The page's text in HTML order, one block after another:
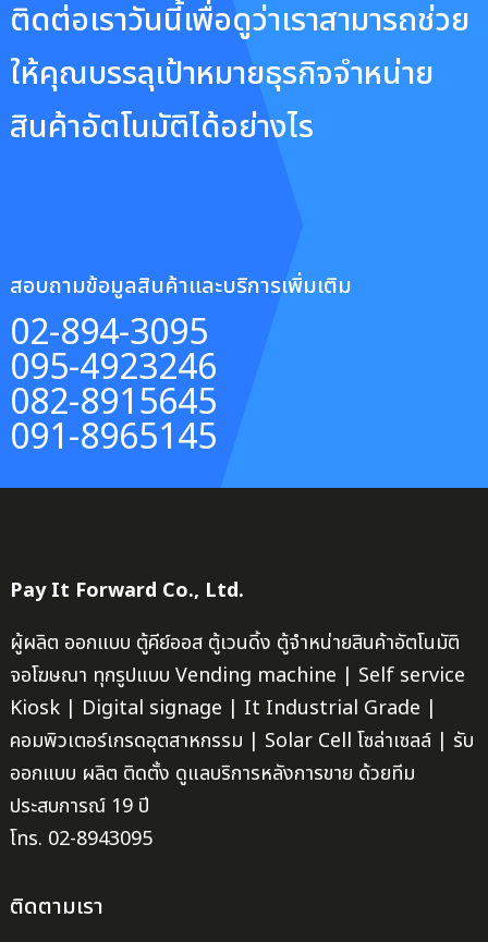
ติดต่อเราวันนี้เพื่อดูว่าเราสามารถช่วย
ให้คุณบรรลุเป้าหมายธุรกิจจำหน่าย
สินค้าอัตโนมัติได้อย่างไร
สอบถามข้อมูลสินค้าและบริการเพิ่มเติม
02-894-3095
095-4923246
082-8915645
091-8965145
Pay It Forward Co., Ltd.
ผู้ผลิต ออกแบบ ตู้คีย์ออส ตู้เวนดิ้ง ตู้จำหน่ายสินค้าอัตโนมัติ
จอโฆษณา ทุกรูปแบบ Vending machine | Self service
Kiosk | Digital signage | It Industrial Grade |
คอมพิวเตอร์เกรดอุตสาหกรรม | Solar Cell โซล่าเซลล์ | รับ
ออกแบบ ผลิต ติดตั้ง ดูแลบริการหลังการขาย ด้วยทีม
ประสบการณ์ 19 ปี
โทร. 02-8943095
ติดตามเรา